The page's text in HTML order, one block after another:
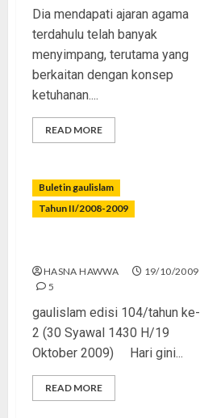
Dia mendapati ajaran agama
terdahulu telah banyak
menyimpang, terutama yang
berkaitan dengan konsep
ketuhanan....
READ MORE
Buletin gaulislam
Tahun II/2008-2009
HASNA HAWWA
19/10/2009
5
gaulislam edisi 104/tahun ke-
2 (30 Syawal 1430 H/19
Oktober 2009) Hari gini...
READ MORE